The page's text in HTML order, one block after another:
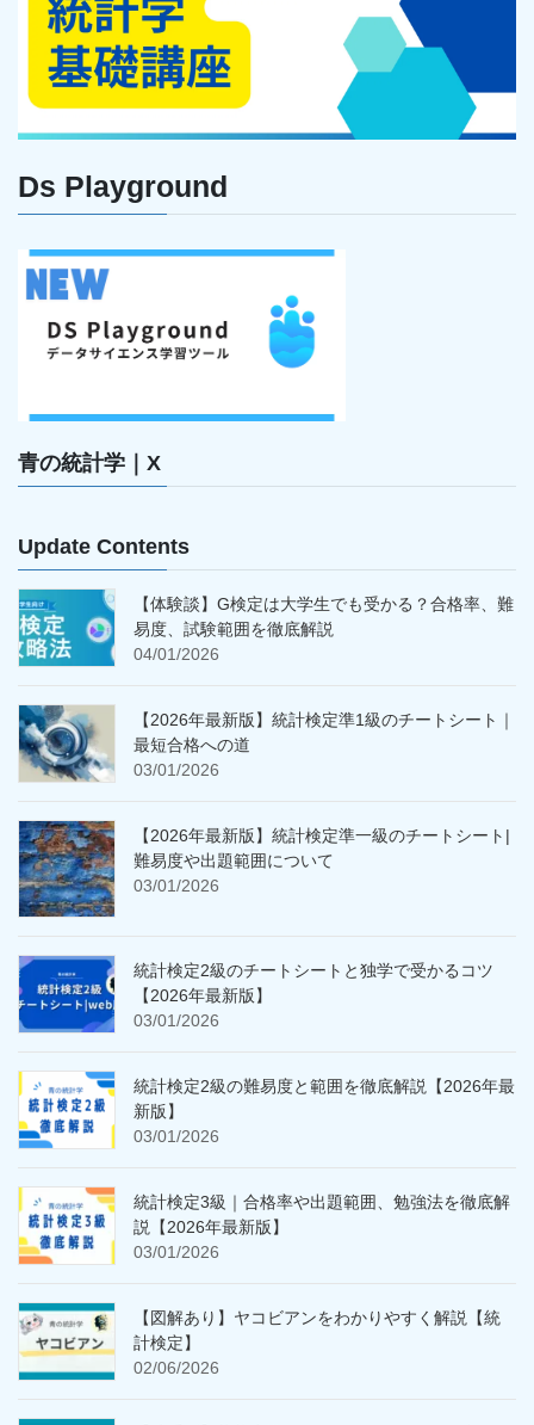
Ds Playground
青の統計学｜X
Update Contents
【体験談】G検定は大学生でも受かる？合格率、難
易度、試験範囲を徹底解説
04/01/2026
【2026年最新版】統計検定準1級のチートシート｜
最短合格への道
03/01/2026
【2026年最新版】統計検定準一級のチートシート|
難易度や出題範囲について
03/01/2026
統計検定2級のチートシートと独学で受かるコツ
【2026年最新版】
03/01/2026
統計検定2級の難易度と範囲を徹底解説【2026年最
新版】
03/01/2026
統計検定3級｜合格率や出題範囲、勉強法を徹底解
説【2026年最新版】
03/01/2026
【図解あり】ヤコビアンをわかりやすく解説【統
計検定】
02/06/2026